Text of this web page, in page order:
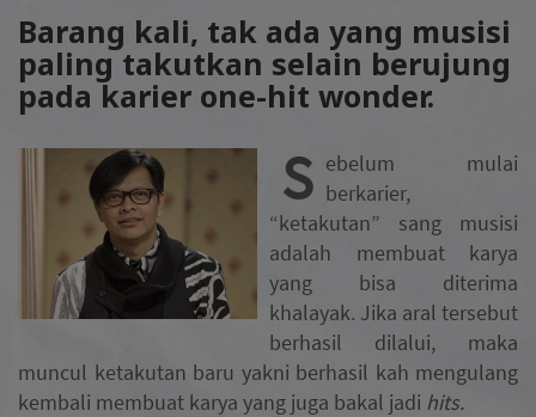
Barang kali, tak ada yang musisi
paling takutkan selain berujung
pada karier one-hit wonder.
S ebelum mulai
berkarier,
“ketakutan” sang musisi
adalah membuat karya
yang bisa diterima
khalayak. Jika aral tersebut
berhasil dilalui, maka
muncul ketakutan baru yakni berhasil kah mengulang
kembali membuat karya yang juga bakal jadi hits.